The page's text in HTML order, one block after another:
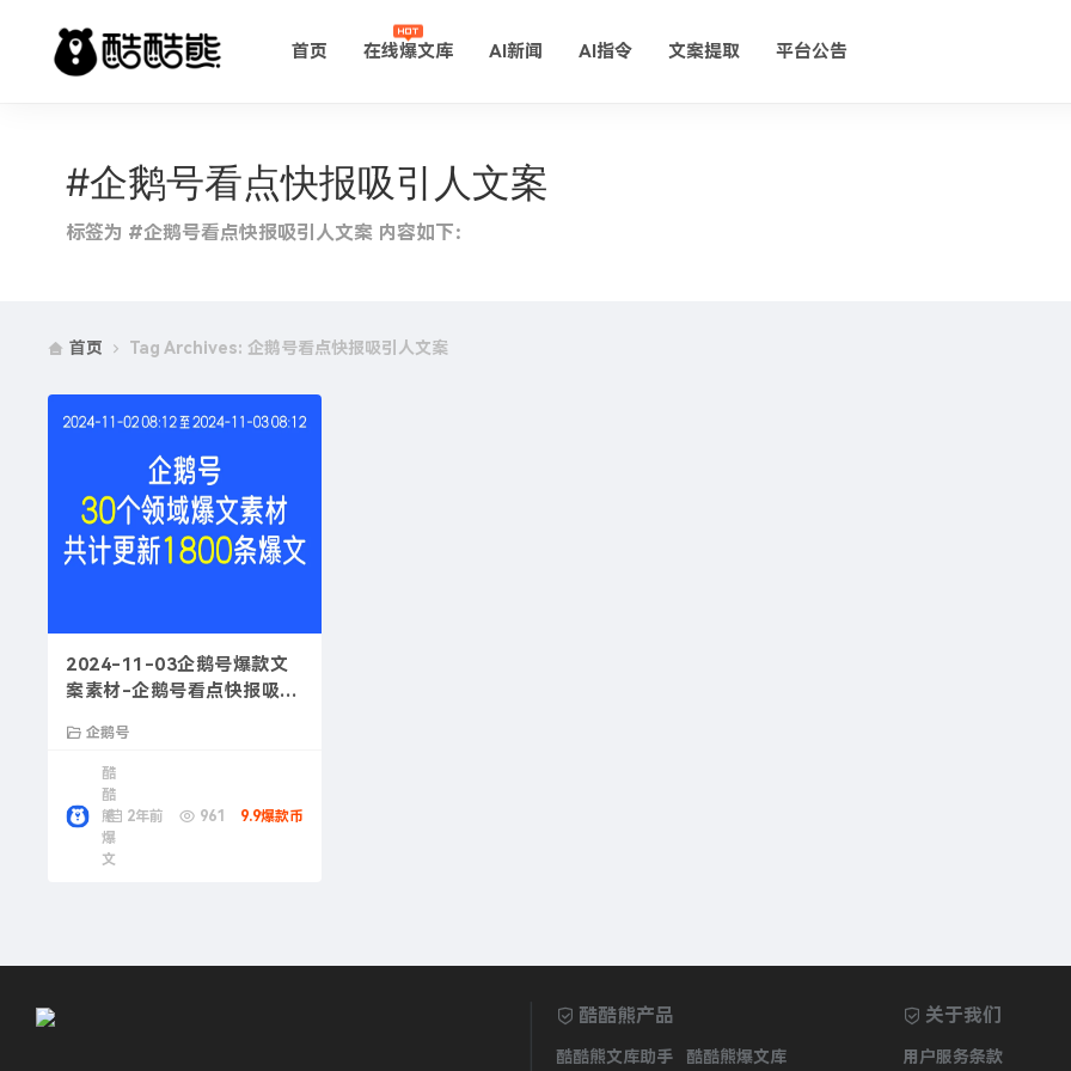
首页 在线爆文库 AI新闻 AI指令 文案提取 平台公告
#企鹅号看点快报吸引人文案
标签为 #企鹅号看点快报吸引人文案 内容如下：
首页 Tag Archives: 企鹅号看点快报吸引人文案
2024-11-03企鹅号爆款文
案素材-企鹅号看点快报吸引
企鹅号
酷
酷
熊
爆
文
2年前 961 9.9爆款币
酷酷熊产品
酷酷熊文库助手 酷酷熊爆文库
关于我们
用户服务条款